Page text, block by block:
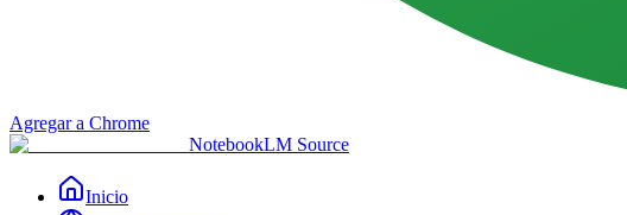
Agregar a Chrome
NotebookLM Source
Inicio